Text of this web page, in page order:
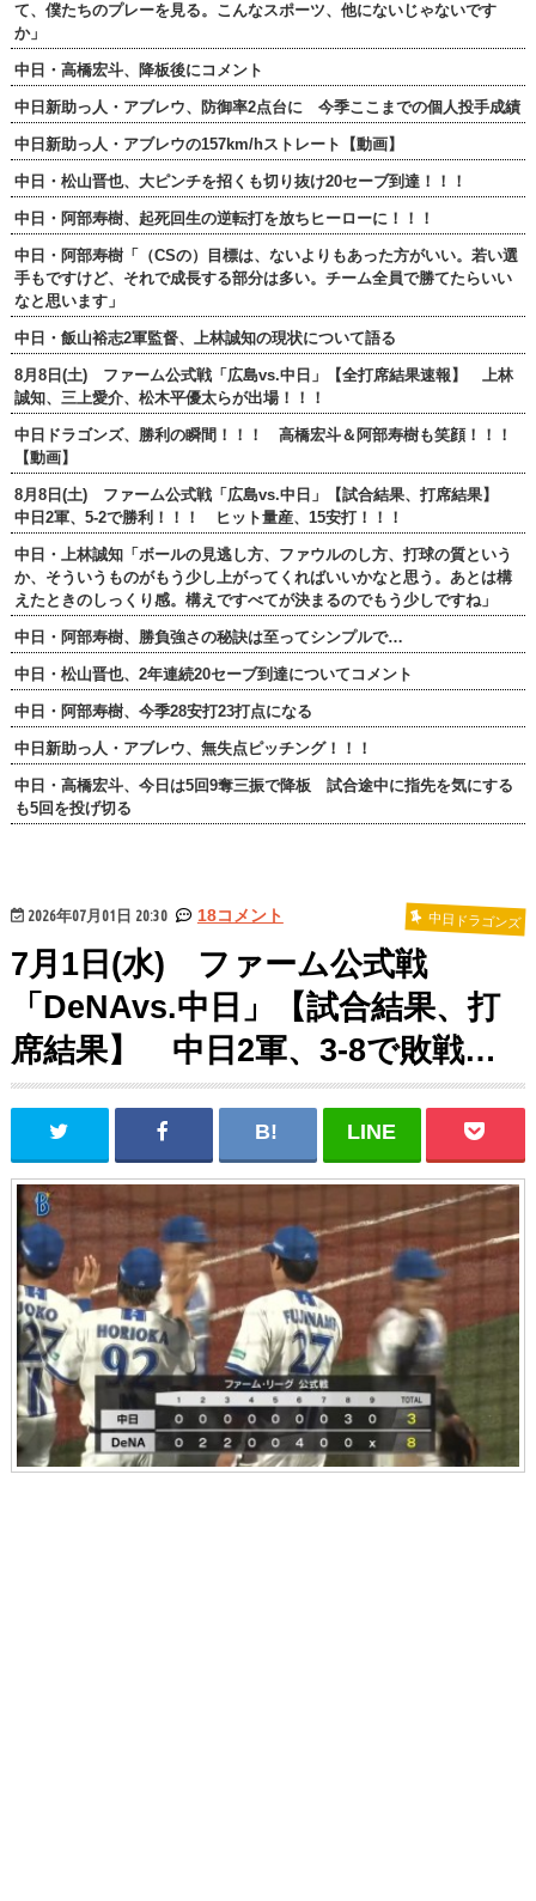
て、僕たちのプレーを見る。こんなスポーツ、他にないじゃないです
か」
中日・高橋宏斗、降板後にコメント
中日新助っ人・アブレウ、防御率2点台に 今季ここまでの個人投手成績
中日新助っ人・アブレウの157km/hストレート【動画】
中日・松山晋也、大ピンチを招くも切り抜け20セーブ到達！！！
中日・阿部寿樹、起死回生の逆転打を放ちヒーローに！！！
中日・阿部寿樹「（CSの）目標は、ないよりもあった方がいい。若い選
手もですけど、それで成長する部分は多い。チーム全員で勝てたらいい
なと思います」
中日・飯山裕志2軍監督、上林誠知の現状について語る
8月8日(土) ファーム公式戦「広島vs.中日」【全打席結果速報】 上林
誠知、三上愛介、松木平優太らが出場！！！
中日ドラゴンズ、勝利の瞬間！！！ 高橋宏斗＆阿部寿樹も笑顔！！！
【動画】
8月8日(土) ファーム公式戦「広島vs.中日」【試合結果、打席結果】
中日2軍、5-2で勝利！！！ ヒット量産、15安打！！！
中日・上林誠知「ボールの見逃し方、ファウルのし方、打球の質という
か、そういうものがもう少し上がってくればいいかなと思う。あとは構
えたときのしっくり感。構えですべてが決まるのでもう少しですね」
中日・阿部寿樹、勝負強さの秘訣は至ってシンプルで…
中日・松山晋也、2年連続20セーブ到達についてコメント
中日・阿部寿樹、今季28安打23打点になる
中日新助っ人・アブレウ、無失点ピッチング！！！
中日・高橋宏斗、今日は5回9奪三振で降板 試合途中に指先を気にする
も5回を投げ切る
2026年07月01日 20:30 18コメント 中日ドラゴンズ
7月1日(水) ファーム公式戦
「DeNAvs.中日」【試合結果、打
席結果】 中日2軍、3-8で敗戦…